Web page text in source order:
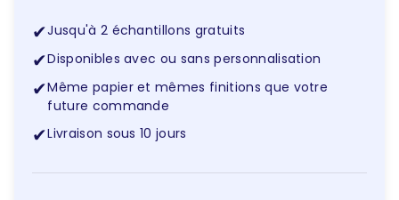
✔Jusqu'à 2 échantillons gratuits
✔Disponibles avec ou sans personnalisation
✔Même papier et mêmes finitions que votre
future commande
✔Livraison sous 10 jours